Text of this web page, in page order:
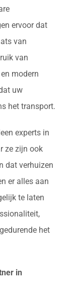
ervoor dat
van
van
modern
uw
het transport.
experts in
ze zijn ook
dat verhuizen
er alles aan
te laten
het
in